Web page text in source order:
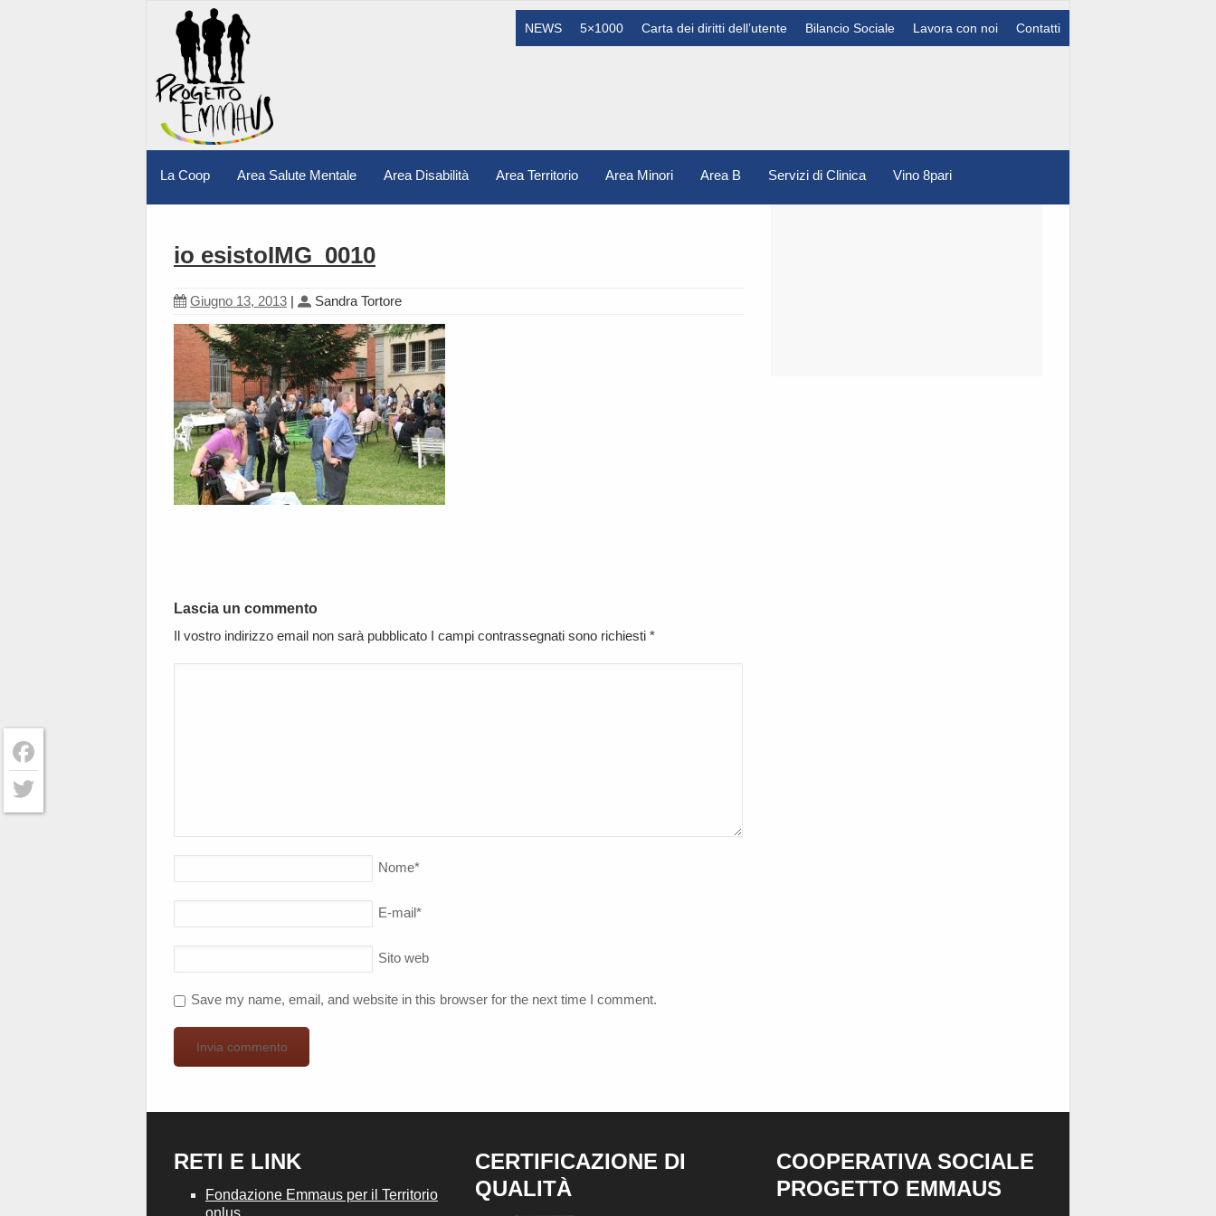
Contatti
Lavora con noi
Bilancio Sociale
Carta dei diritti dell’utente
5×1000
NEWS
La Coop Area Salute Mentale Area Disabilità Area Territorio Area Minori Area B Servizi di Clinica Vino 8pari
io esistoIMG_0010
Giugno 13, 2013 | Sandra Tortore
Lascia un commento
Il vostro indirizzo email non sarà pubblicato I campi contrassegnati sono richiesti *
Nome*
E-mail*
Sito web
Save my name, email, and website in this browser for the next time I comment.
RETI E LINK
Fondazione Emmaus per il Territorio
onlus
CERTIFICAZIONE DI
QUALITÀ
COOPERATIVA SOCIALE
PROGETTO EMMAUS
Facebook
Twitter